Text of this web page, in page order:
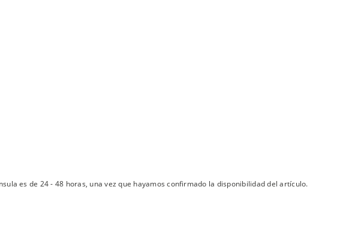
es de 24 - 48 horas, una vez que hayamos confirmado la disponibilidad del artículo.